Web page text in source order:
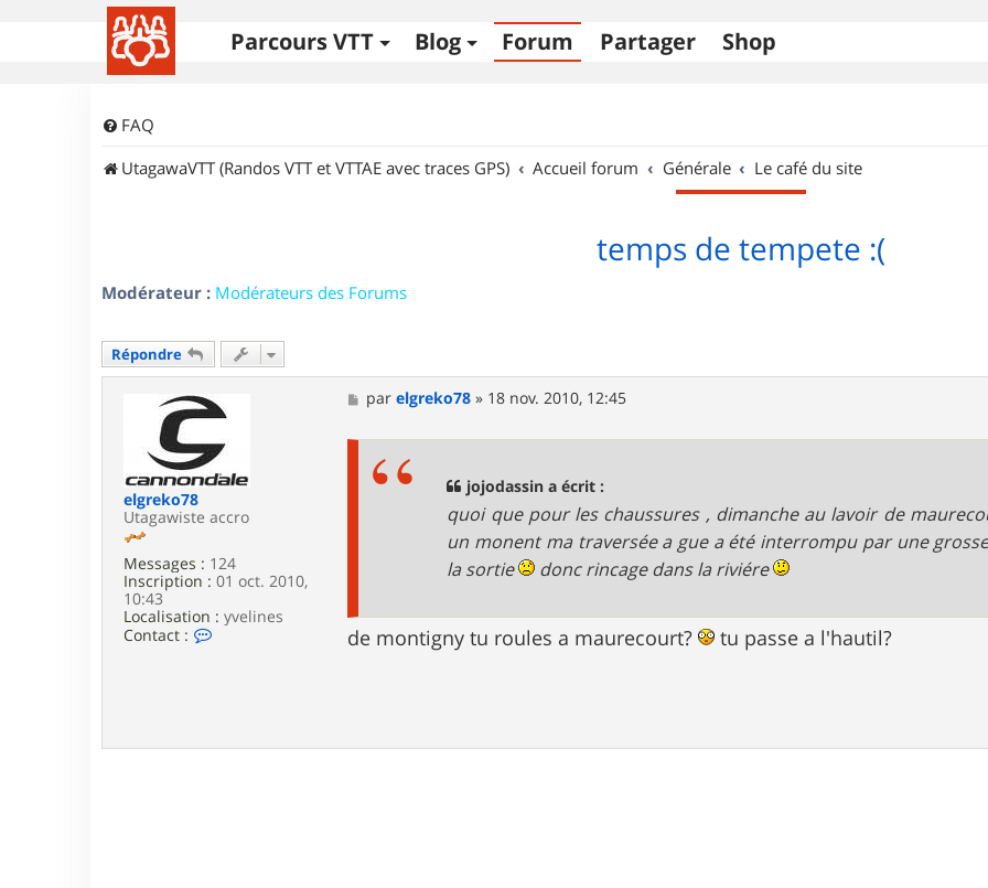
Parcours VTT Blog Forum Partager Shop
FAQ
UtagawaVTT (Randos VTT et VTTAE avec traces GPS)
Accueil forum Générale Le café du site
temps de tempete :(
Modérateur : Modérateurs des Forums
Répondre
elgreko78
Utagawiste accro
Messages : 124
Inscription : 01 oct. 2010,
10:43
Localisation : yvelines
Contact :
C
e
M
e
parelgreko78 » 18 nov. 2010, 12:45
jojodassin a écrit :
quoi que pour les chaussures , dimanche au lavoir de
un monent ma traversée a gue a été interrompu par une
la sortie
donc rincage dans la riviére
de montigny tu roules a maurecourt? tu passe a l'hautil?